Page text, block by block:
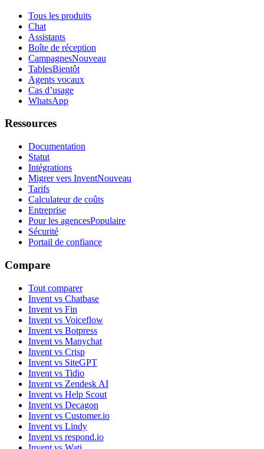
Tous les produits
Chat
Assistants
Boîte de réception
CampagnesNouveau
TablesBientôt
Agents vocaux
Cas d’usage
WhatsApp
Ressources
Documentation
Statut
Intégrations
Migrer vers InventNouveau
Tarifs
Calculateur de coûts
Entreprise
Pour les agencesPopulaire
Sécurité
Portail de confiance
Compare
Tout comparer
Invent vs Chatbase
Invent vs Fin
Invent vs Voiceflow
Invent vs Botpress
Invent vs Manychat
Invent vs Crisp
Invent vs SiteGPT
Invent vs Tidio
Invent vs Zendesk AI
Invent vs Help Scout
Invent vs Decagon
Invent vs Customer.io
Invent vs Lindy
Invent vs respond.io